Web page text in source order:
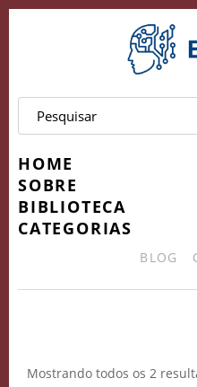
HOME
SOBRE
BIBLIOTECA
CATEGORIAS
BLOG
Mostrando todos os 2